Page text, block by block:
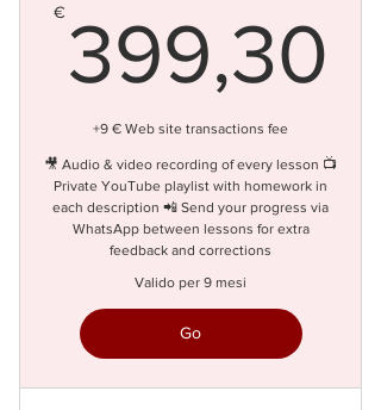
€ 399,30
+9 € Web site transactions fee
🎥 Audio & video recording of every lesson 📺
Private YouTube playlist with homework in
each description 📲 Send your progress via
WhatsApp between lessons for extra
feedback and corrections
Valido per 9 mesi
Go